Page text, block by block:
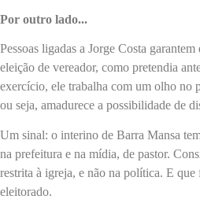
Por outro lado...
Pessoas ligadas a Jorge Costa
eleição de vereador, como pretendia
exercício, ele trabalha com um olho no
ou seja, amadurece a possibilidade de
Um sinal: o interino de Barra Mansa
na prefeitura e na mídia, de pastor.
restrita à igreja, e não na política. E
eleitorado.